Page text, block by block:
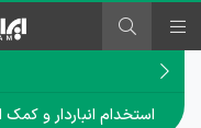
استخدام انباردار و